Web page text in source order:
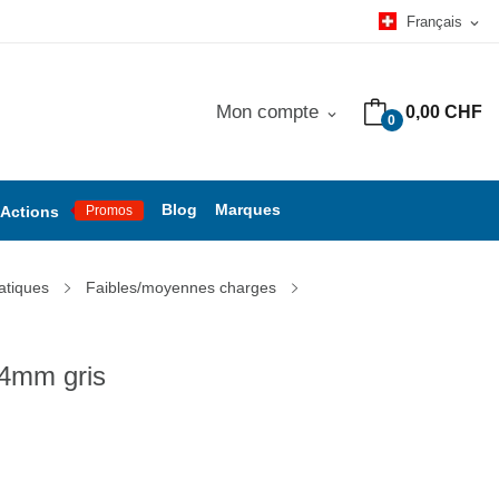
Français expand_more
0 0,00 CHF
Mon compte expand_more
Actions Promos Blog Marques
Faibles/moyennes charges
gris